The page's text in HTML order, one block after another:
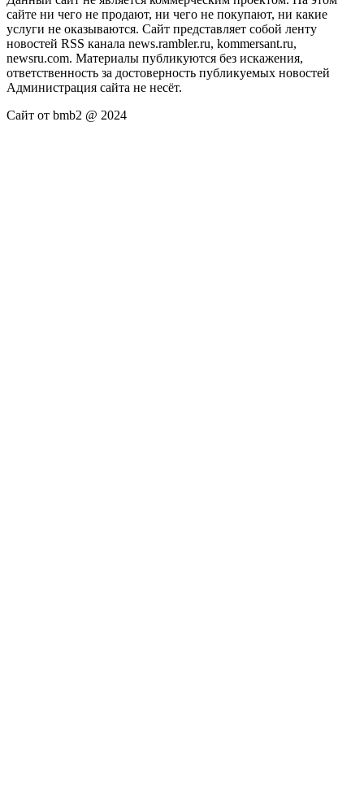
сайте ни чего не продают, ни чего не покупают, ни какие
услуги не оказываются. Сайт представляет собой ленту
новостей RSS канала news.rambler.ru, kommersant.ru,
newsru.com. Материалы публикуются без искажения,
ответственность за достоверность публикуемых новостей
Администрация сайта не несёт.
Сайт от bmb2 @ 2024